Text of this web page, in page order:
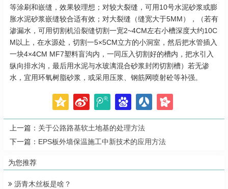
等涂刷和嵌缝，效果较理想；对较大裂缝，可用10号水泥砂浆或膨
胀水泥砂浆嵌缝较合适有效；对大裂缝（缝宽大于5MM），（若有
渗漏水，可用切割机沿裂缝切割一宽2~4CM左右小槽深度大约10C
M以上，在水源处，切割一5×5CM立方的小洞室，然后把水管插入
一块4×4CM MF7塑料盲沟内，一同压入切割好的槽内，把水引入
纵向排水沟，最后用水泥与水玻漓混合砂浆封闭切割槽）若无渗
水，宜用环氧树脂砂浆，或采用压浆、钢筋网喷射砼等补强。
上一篇： 关于公路路基软土地基的处理方法
下一篇： EPS板外墙保温施工中新技术的应用方法
为您推荐
沥青木丝板是啥？